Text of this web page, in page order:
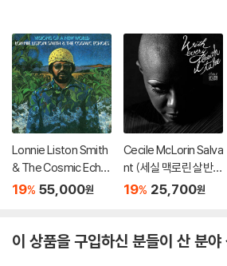
Lonnie Liston Smith
& The Cosmic Echo
es (로니 리스턴 스미
w World [LP]
19% 55,000원
Cecile McLorin Salva
nt (세실 맥로린 살반
트) - With Every Bre
19% 25,700원
이 상품을 구입하신 분들이 산 분야